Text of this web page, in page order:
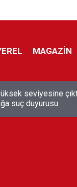
MAGAZİN
suç duyurusu